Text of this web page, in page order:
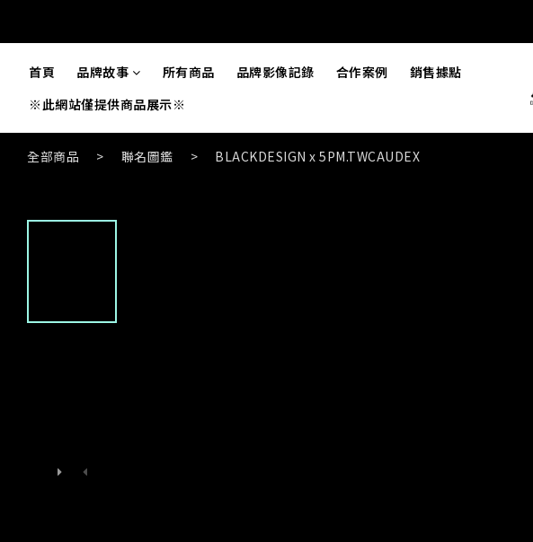
首頁 品牌故事 所有商品 品牌影像記錄 合作案例
銷售據點
※此網站僅提供商品展示※
全部商品 > 聯名圖鑑 > BLACKDESIGN x 5PM.TWCAUDEX